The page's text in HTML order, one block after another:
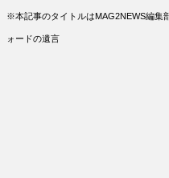
※本記事のタイトルはMAG2NEWS編集
ォードの遺言